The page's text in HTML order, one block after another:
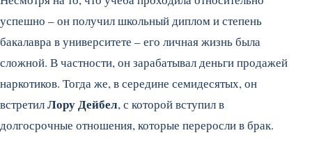
успешно – он получил школьный диплом и степень
бакалавра в университете – его личная жизнь была
сложной. В частности, он зарабатывал деньги продажей
наркотиков. Тогда же, в середине семидесятых, он
встретилЛору Дейбел, с которой вступил в
долгосрочные отношения, которые переросли в брак.